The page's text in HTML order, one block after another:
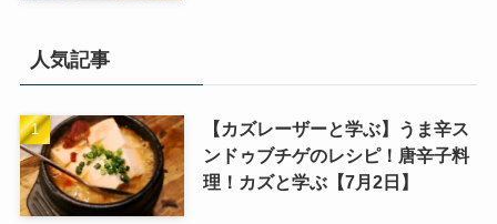
人気記事
【カズレーザーと学ぶ】うま辛ス
ンドゥブチゲのレシピ！唐辛子料
理！カズと学ぶ【7月2日】